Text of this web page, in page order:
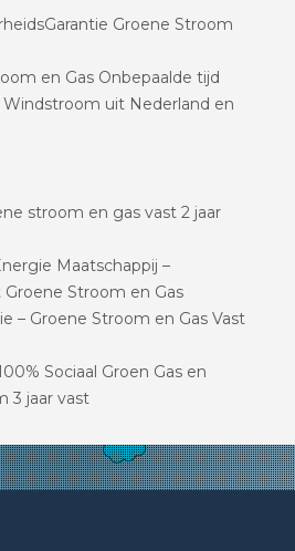
Groene Stroom
en Gas Onbepaalde tijd
Windstroom uit Nederland en
stroom en gas vast 2 jaar
Maatschappij –
Stroom en Gas
– Groene Stroom en Gas Vast
Sociaal Groen Gas en
3 jaar vast